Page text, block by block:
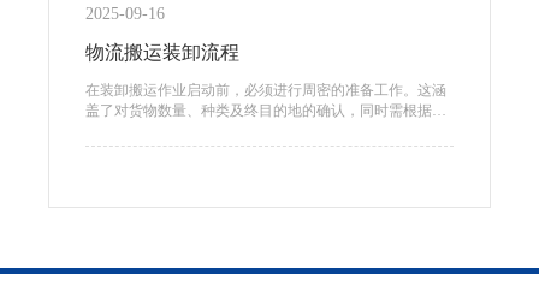
2025-09-16
物流搬运装卸流程
在装卸搬运作业启动前，必须进行周密的准备工作。这涵
盖了对货物数量、种类及终目的地的确认，同时需根据货